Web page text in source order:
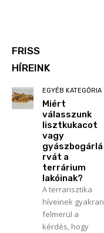
FRISS
HÍREINK
EGYÉB KATEGÓRIA
Miért
válasszunk
lisztkukacot
vagy
gyászbogárlá
rvát a
terrárium
lakóinak?
A terrarisztika
híveinek gyakran
felmerül a
kérdés, hogy